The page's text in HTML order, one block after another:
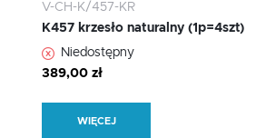
V-CH-K/457-KR
K457 krzesło naturalny (1p=4szt)
Niedostępny
389,00 zł
WIĘCEJ